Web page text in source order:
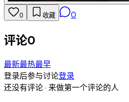
0 收藏 0
评论0
最新最热最早
登录后参与讨论登录
还没有评论 · 来做第一个评论的人